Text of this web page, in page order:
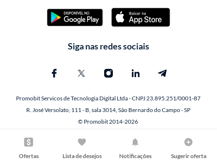
Ofertas Lista de desejos Notificações Sugerir oferta
Siga nas redes sociais
Promobit Servicos de Tecnologia Digital Ltda - CNPJ 23.895.251/0001-87
R. José Versolato, 111 - B, sala 3014, São Bernardo do Campo - SP
© Promobit 2014-2026